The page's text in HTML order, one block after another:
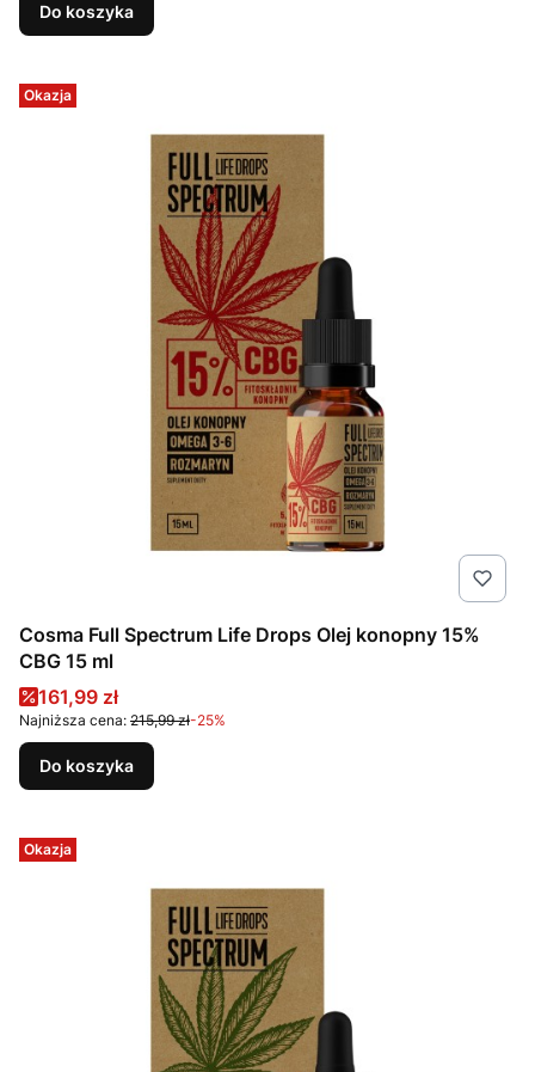
Do koszyka
Okazja
Cosma Full Spectrum Life Drops Olej konopny 15%
CBG 15 ml
Cena promocyjna
161,99 zł
Najniższa cena: 215,99 zł-25%
Do koszyka
Okazja